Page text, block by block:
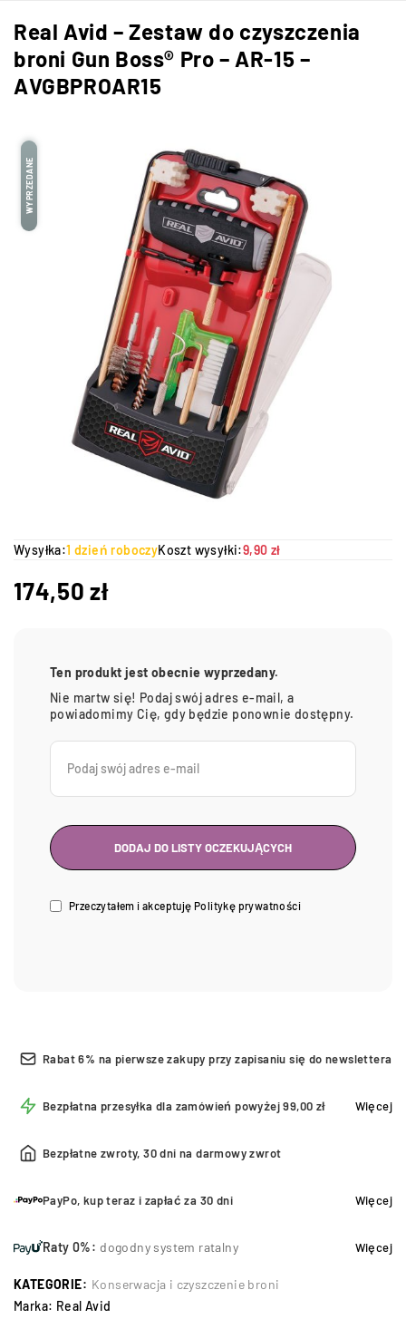
Real Avid – Zestaw do czyszczenia
broni Gun Boss® Pro – AR-15 –
AVGBPROAR15
WYPRZEDANE
Wysyłka:1 dzień roboczyKoszt wysyłki:9,90 zł
174,50zł
Ten produkt jest obecnie wyprzedany.
Nie martw się! Podaj swój adres e-mail, a
powiadomimy Cię, gdy będzie ponownie dostępny.
Przeczytałem i akceptuję Politykę prywatności
Rabat 6% na pierwsze zakupy przy zapisaniu się do newslettera
Bezpłatna przesyłka dla zamówień powyżej 99,00 zł Więcej
Bezpłatne zwroty, 30 dni na darmowy zwrot
PayPo, kup teraz i zapłać za 30 dni Więcej
Raty 0%: dogodny system ratalny Więcej
KATEGORIE: Konserwacja i czyszczenie broni
Marka: Real Avid